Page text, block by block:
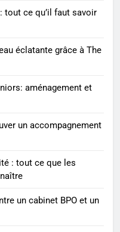
chaque année
solide
repas : guide et
tout ce qu’il faut savoir
éclatante grâce à The
aménagement et
un accompagnement
: tout ce que les
un cabinet BPO et un